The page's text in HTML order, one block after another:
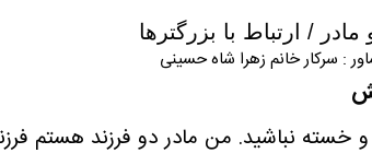
مادر / ارتباط با بزرگترها
: سرکار خانم زهرا شاه حسینی